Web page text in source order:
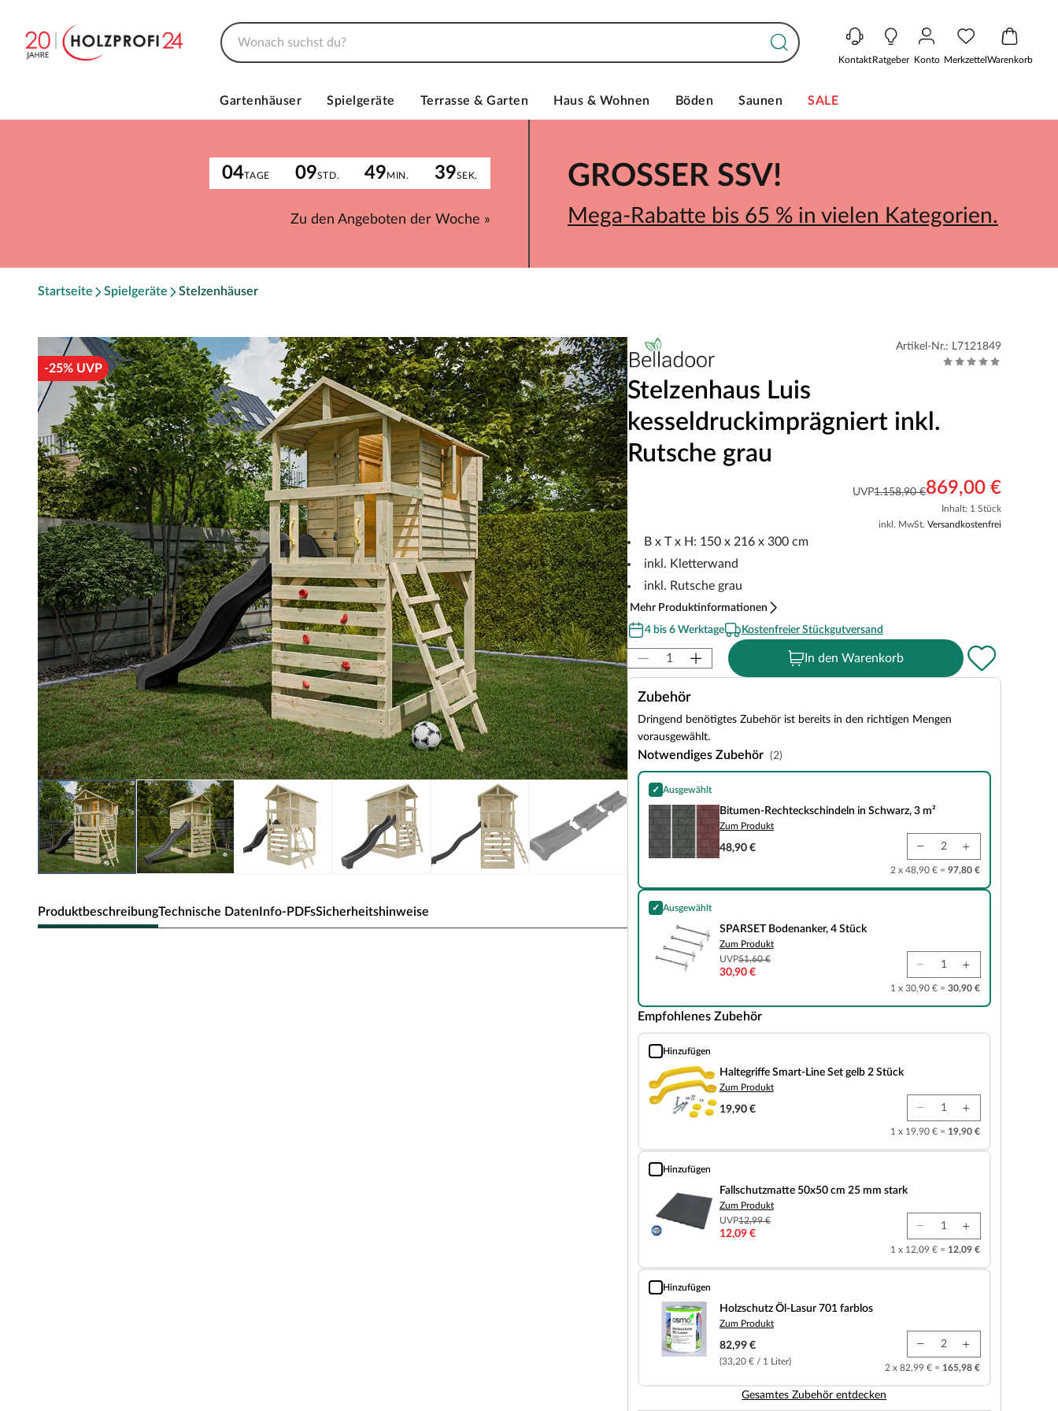
KontaktRatgeber Konto MerkzettelWarenkorb
Gartenhäuser Spielgeräte Terrasse & Garten Haus & Wohnen Böden Saunen SALE
04TAGE 09STD. 49MIN. 39SEK.
Zu den Angeboten der Woche »
GROSSER SSV!
Mega-Rabatte bis 65 % in vielen Kategorien.
Startseite Spielgeräte Stelzenhäuser
-25% UVP
ProduktbeschreibungTechnische DatenInfo-PDFsSicherheitshinweise
Artikel-Nr.: L7121849
Stelzenhaus Luis
kesseldruckimprägniert inkl.
Rutsche grau
UVP1.158,90 €869,00 €
Inhalt: 1 Stück
inkl. MwSt. Versandkostenfrei
B x T x H: 150 x 216 x 300 cm
inkl. Kletterwand
inkl. Rutsche grau
Mehr Produktinformationen
4 bis 6 Werktage
Kostenfreier Stückgutversand
In den Warenkorb
Zubehör
Dringend benötigtes Zubehör ist bereits in den richtigen Mengen
vorausgewählt.
Notwendiges Zubehör (2)
✓ Ausgewählt
Bitumen-Rechteckschindeln in Schwarz, 3 m²
Bitumen-Rechteckschindeln in Schwarz, 3 m²
Zum Produkt
48,90 €
2 x 48,90 € = 97,80 €
✓ Ausgewählt
SPARSET Bodenanker, 4 Stück
SPARSET Bodenanker, 4 Stück
Zum Produkt
UVP51,60 €
30,90 €
1 x 30,90 € = 30,90 €
Empfohlenes Zubehör
Hinzufügen
Haltegriffe Smart-Line Set gelb 2 Stück
Haltegriffe Smart-Line Set gelb 2 Stück
Zum Produkt
19,90 €
1 x 19,90 € = 19,90 €
Hinzufügen
Fallschutzmatte 50x50 cm 25 mm stark
Fallschutzmatte 50x50 cm 25 mm stark
Zum Produkt
UVP12,99 €
12,09 €
1 x 12,09 € = 12,09 €
Hinzufügen
Holzschutz Öl-Lasur 701 farblos
Holzschutz Öl-Lasur 701 farblos
Zum Produkt
82,99 €
(33,20 € / 1 Liter)
2 x 82,99 € = 165,98 €
Gesamtes Zubehör entdecken